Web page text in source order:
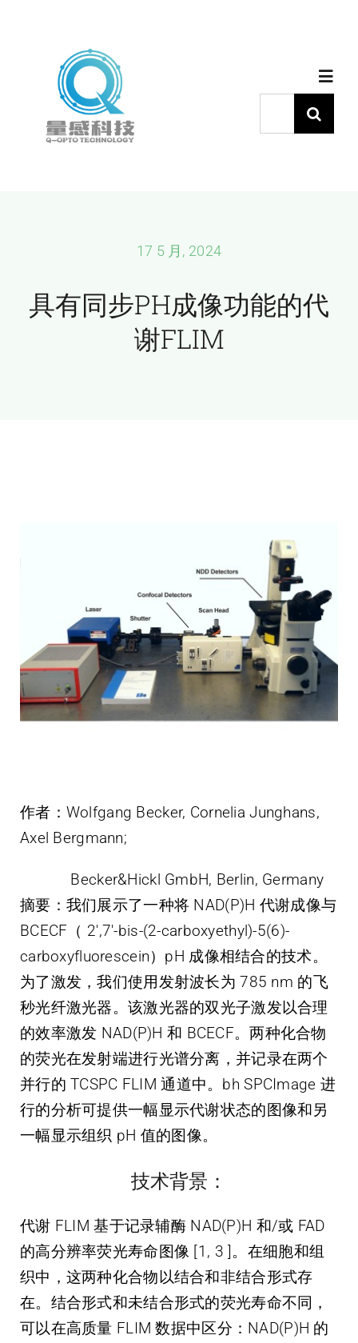
应用中心
索：
17 5 月, 2024
具有同步PH成像功能的代
谢FLIM
作者：Wolfgang Becker, Cornelia Junghans,
Axel Bergmann;
Becker&Hickl GmbH, Berlin, Germany
摘要： 我们展示了一种将 NAD(P)H 代谢成像与
BCECF（ 2′,7′-bis-(2-carboxyethyl)-5(6)-
carboxyfluorescein）pH 成像相结合的技术。
为了激发，我们使用发射波长为 785 nm 的飞
秒光纤激光器。该激光器的双光子激发以合理
的效率激发 NAD(P)H 和 BCECF。两种化合物
的荧光在发射端进行光谱分离，并记录在两个
并行的 TCSPC FLIM 通道中。bh SPCImage 进
行的分析可提供一幅显示代谢状态的图像和另
一幅显示组织 pH 值的图像。
技术背景：
代谢 FLIM 基于记录辅酶 NAD(P)H 和/或 FAD
的高分辨率荧光寿命图像 [1, 3 ]。在细胞和组
织中，这两种化合物以结合和非结合形式存
在。结合形式和未结合形式的荧光寿命不同，
可以在高质量 FLIM 数据中区分：NAD(P)H 的